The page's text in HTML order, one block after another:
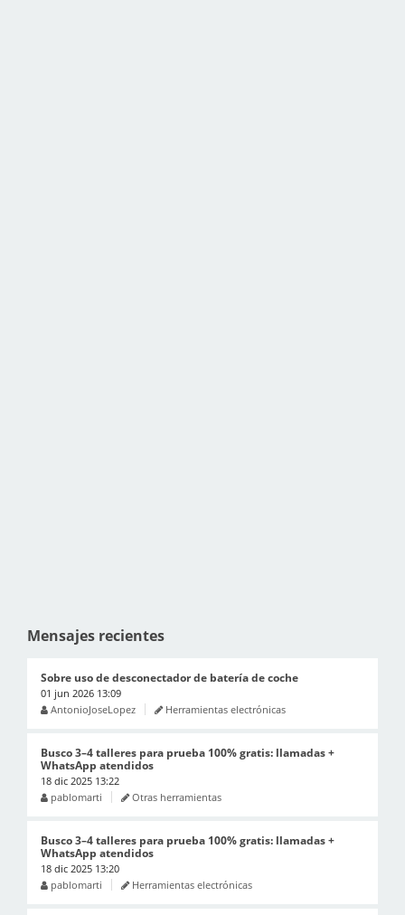
Mensajes recientes
Sobre uso de desconectador de batería de coche
01 jun 2026 13:09
AntonioJoseLopez
Herramientas electrónicas
Busco 3–4 talleres para prueba 100% gratis: llamadas +
WhatsApp atendidos
18 dic 2025 13:22
pablomarti
Otras herramientas
Busco 3–4 talleres para prueba 100% gratis: llamadas +
WhatsApp atendidos
18 dic 2025 13:20
pablomarti
Herramientas electrónicas